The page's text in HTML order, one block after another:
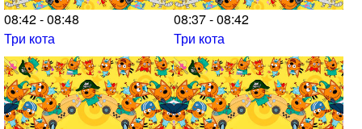
08:42 - 08:48
Три кота
08:37 - 08:42
Три кота